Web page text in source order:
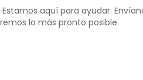
aquí para ayudar.
lo más pronto posible.